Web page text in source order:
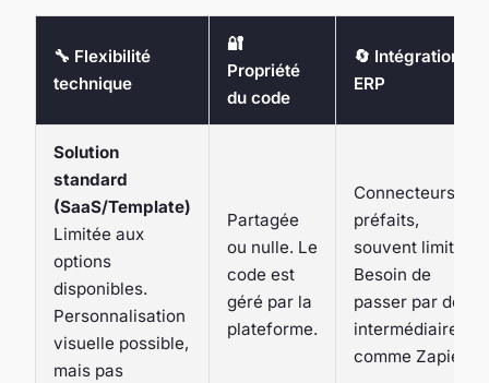
🔧 Flexibilité
technique
🔐
Propriété
du code
🔄 Intégrations
ERP
Solution
standard
(SaaS/Template)
Limitée aux
options
disponibles.
Personnalisation
visuelle possible,
mais pas
Partagée
ou nulle. Le
code est
géré par la
plateforme.
Connecteurs
préfaits,
souvent limités.
Besoin de
passer par des
intermédiaires
comme Zapier.